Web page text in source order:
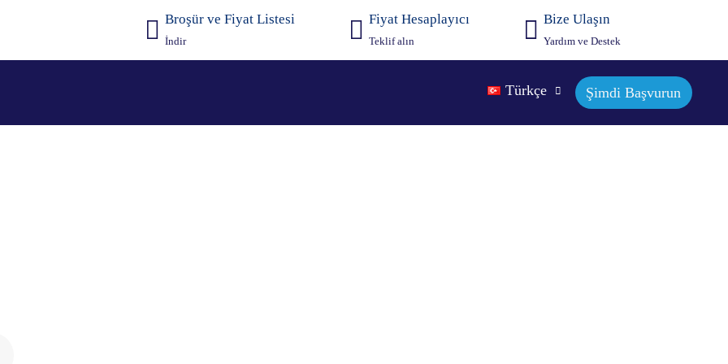
Broşür ve Fiyat Listesi
İndir
Fiyat Hesaplayıcı
Teklif alın
Bize Ulaşın
Yardım ve Destek
Türkçe Şimdi Başvurun